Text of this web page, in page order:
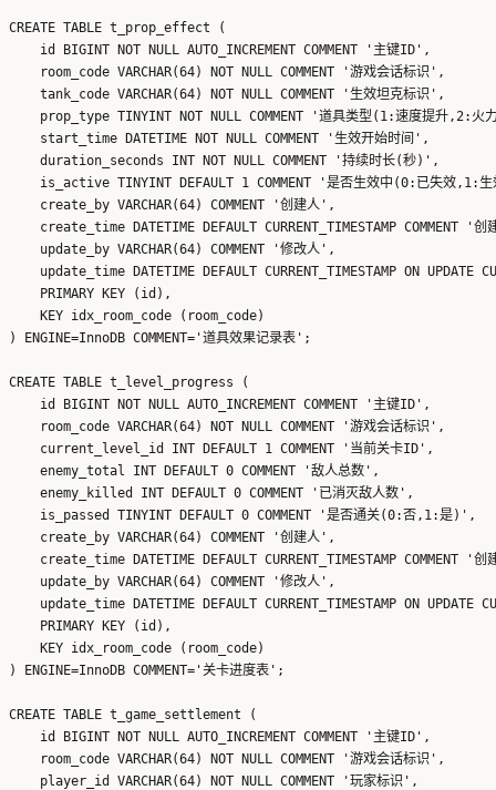
CREATE TABLE t_prop_effect (
    id BIGINT NOT NULL AUTO_INCREMENT COMMENT '主键ID',
    room_code VARCHAR(64) NOT NULL COMMENT '游戏会话标识',
    tank_code VARCHAR(64) NOT NULL COMMENT '生效坦克标识',
prop_type TINYINT NOT NULL COMMENT '道具类型(1:速度提升,2:火
    start_time DATETIME NOT NULL COMMENT '生效开始时间',
    duration_seconds INT NOT NULL COMMENT '持续时长(秒)',
is_active TINYINT DEFAULT 1 COMMENT '是否生效中(0:已失效,1:生
    create_by VARCHAR(64) COMMENT '创建人',
create_time DATETIME DEFAULT CURRENT_TIMESTAMP COMMENT '创
    update_by VARCHAR(64) COMMENT '修改人',
update_time DATETIME DEFAULT CURRENT_TIMESTAMP ON UPDATE
    PRIMARY KEY (id),
    KEY idx_room_code (room_code)
) ENGINE=InnoDB COMMENT='道具效果记录表';
CREATE TABLE t_level_progress (
    id BIGINT NOT NULL AUTO_INCREMENT COMMENT '主键ID',
    room_code VARCHAR(64) NOT NULL COMMENT '游戏会话标识',
    current_level_id INT DEFAULT 1 COMMENT '当前关卡ID',
    enemy_total INT DEFAULT 0 COMMENT '敌人总数',
    enemy_killed INT DEFAULT 0 COMMENT '已消灭敌人数',
    is_passed TINYINT DEFAULT 0 COMMENT '是否通关(0:否,1:是)',
    create_by VARCHAR(64) COMMENT '创建人',
create_time DATETIME DEFAULT CURRENT_TIMESTAMP COMMENT '创
    update_by VARCHAR(64) COMMENT '修改人',
update_time DATETIME DEFAULT CURRENT_TIMESTAMP ON UPDATE
    PRIMARY KEY (id),
    KEY idx_room_code (room_code)
) ENGINE=InnoDB COMMENT='关卡进度表';
CREATE TABLE t_game_settlement (
    id BIGINT NOT NULL AUTO_INCREMENT COMMENT '主键ID',
    room_code VARCHAR(64) NOT NULL COMMENT '游戏会话标识',
    player_id VARCHAR(64) NOT NULL COMMENT '玩家标识',